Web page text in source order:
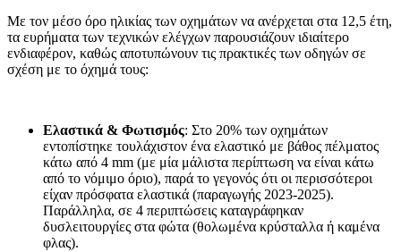
Με τον μέσο όρο ηλικίας των οχημάτων να ανέρχεται στα 12,5 έτη,
τα ευρήματα των τεχνικών ελέγχων παρουσιάζουν ιδιαίτερο
ενδιαφέρον, καθώς αποτυπώνουν τις πρακτικές των οδηγών σε
σχέση με το όχημά τους:
Ελαστικά & Φωτισμός: Στο 20% των οχημάτων
εντοπίστηκε τουλάχιστον ένα ελαστικό με βάθος πέλματος
κάτω από 4 mm (με μία μάλιστα περίπτωση να είναι κάτω
από το νόμιμο όριο), παρά το γεγονός ότι οι περισσότεροι
είχαν πρόσφατα ελαστικά (παραγωγής 2023-2025).
Παράλληλα, σε 4 περιπτώσεις καταγράφηκαν
δυσλειτουργίες στα φώτα (θολωμένα κρύσταλλα ή καμένα
φλας).